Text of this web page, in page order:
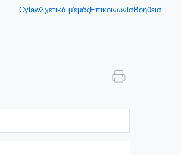
CylawΣχετικά μ'εμάςΕπικοινωνία Βοήθεια